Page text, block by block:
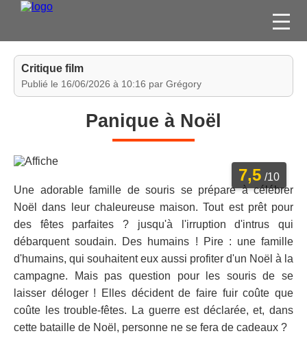
FILMS
JEUX VIDÉO
DIVERS
ESPACE
MEMBRE
Critique film
Publié le 16/06/2026 à 10:16 par Grégory
Panique à Noël
7,5 /10
Une adorable famille de souris se prépare à célébrer
Noël dans leur chaleureuse maison. Tout est prêt pour
des fêtes parfaites ? jusqu'à l'irruption d'intrus qui
débarquent soudain. Des humains ! Pire : une famille
d'humains, qui souhaitent eux aussi profiter d'un Noël à la
campagne. Mais pas question pour les souris de se
laisser déloger ! Elles décident de faire fuir coûte que
coûte les trouble-fêtes. La guerre est déclarée, et, dans
cette bataille de Noël, personne ne se fera de cadeaux ?